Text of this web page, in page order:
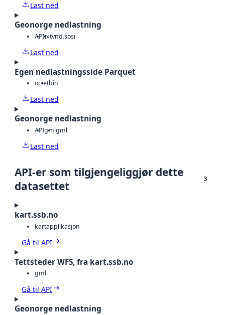
Last ned
Geonorge nedlastning
APItxtvnd.sosi
Last ned
Egen nedlastningsside Parquet
octetbin
Last ned
Geonorge nedlastning
APIgmlgml
Last ned
API-er som tilgjengeliggjør dette
datasettet
3
kart.ssb.no
kartapplikasjon
Gå til API
Tettsteder WFS, fra kart.ssb.no
gml
Gå til API
Geonorge nedlastning